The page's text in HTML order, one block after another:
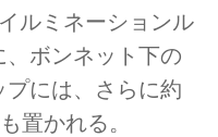
ルミネーションル
ボンネット下の
には、さらに約
置かれる。